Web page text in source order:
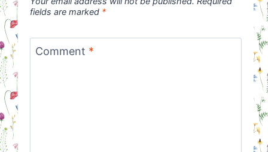
fields are marked *
Comment *